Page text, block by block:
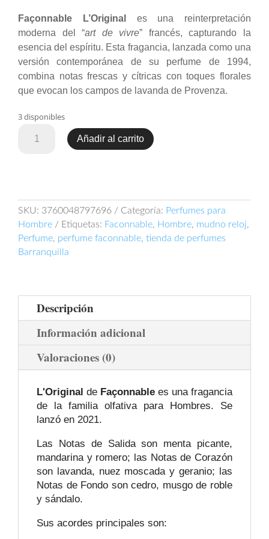
original
era:
$ 250.000.
es:
$ 125.000.
Façonnable L’Original
es una reinterpretación
moderna del “art de vivre” francés, capturando la
esencia del espíritu. Esta fragancia, lanzada como una
versión contemporánea de su perfume de 1994,
combina notas frescas y cítricas con toques florales
que evocan los campos de lavanda de Provenza.
3 disponibles
L'Original
Añadir al carrito
SKU: 3760048797696 Categoría: Perfumes para
Hombre
Etiquetas: Faconnable, Hombre, mudno reloj,
Perfume, perfume faconnable, tienda de perfumes
Barranquilla
Descripción
Información adicional
Valoraciones (0)
L'Original de Façonnable es una fragancia
de la familia olfativa para Hombres. Se
lanzó en 2021.
Las Notas de Salida son menta picante,
mandarina y romero; las Notas de Corazón
son lavanda, nuez moscada y geranio; las
Notas de Fondo son cedro, musgo de roble
y sándalo.
Sus acordes principales son: